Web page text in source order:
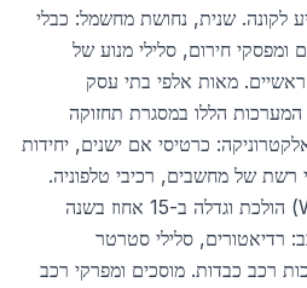
לקונה. שנית, נחושת מחשמל: כבלי
חירום, סלילי מנוע של
ראשיים. מאות אלפי בתי עסק
הללו במסגרת תחזוקה
כרטיסי אם ישנים, יחידות
של מחשבים, רכיבי טלפוניה.
הפסולת האלקטרונית (WEEE) הולכת וגדלה ב-15 אחוז בשנה
רדיאטורים, סלילי סטרטר
רכב כבדות. מוסכים ומפרקי רכב